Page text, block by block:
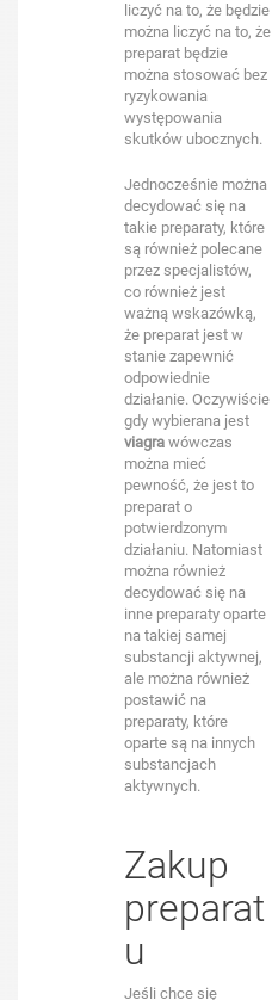
liczyć na to, że będzie
można liczyć na to, że
preparat będzie
można stosować bez
ryzykowania
występowania
skutków ubocznych.
Jednocześnie można
decydować się na
takie preparaty, które
są również polecane
przez specjalistów,
co również jest
ważną wskazówką,
że preparat jest w
stanie zapewnić
odpowiednie
działanie. Oczywiście
gdy wybierana jest
viagra wówczas
można mieć
pewność, że jest to
preparat o
potwierdzonym
działaniu. Natomiast
można również
decydować się na
inne preparaty oparte
na takiej samej
substancji aktywnej,
ale można również
postawić na
preparaty, które
oparte są na innych
substancjach
aktywnych.
Zakup
preparat
u
Jeśli chce się